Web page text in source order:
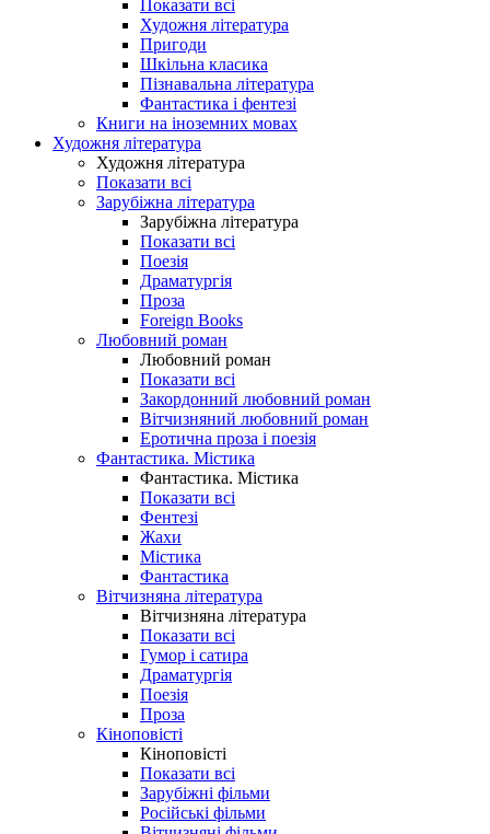
Показати всі
Художня література
Пригоди
Шкільна класика
Пізнавальна література
Фантастика і фентезі
Книги на іноземних мовах
Художня література
Художня література
Показати всі
Зарубіжна література
Зарубіжна література
Показати всі
Поезія
Драматургія
Проза
Foreign Books
Любовний роман
Любовний роман
Показати всі
Закордонний любовний роман
Вітчизняний любовний роман
Еротична проза і поезія
Фантастика. Містика
Фантастика. Містика
Показати всі
Фентезі
Жахи
Містика
Фантастика
Вітчизняна література
Вітчизняна література
Показати всі
Гумор і сатира
Драматургія
Поезія
Проза
Кіноповісті
Кіноповісті
Показати всі
Зарубіжні фільми
Російські фільми